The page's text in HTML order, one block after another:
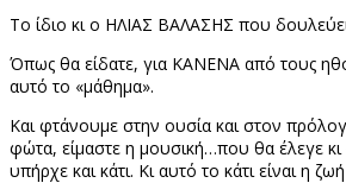
Το ίδιο κι ο ΗΛΙΑΣ ΒΑΛΑΣΗΣ που
Όπως θα είδατε, για ΚΑΝΕΝΑ από τους
αυτό το «μάθημα».
Και φτάνουμε στην ουσία και στον
φώτα, είμαστε η μουσική…που θα έλεγε
υπήρχε και κάτι. Κι αυτό το κάτι είναι η